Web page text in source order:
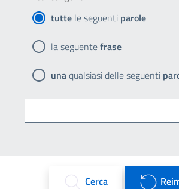
tutte le seguenti parole
la seguentefrase
unaqualsiasi delle seguenti
Cerca